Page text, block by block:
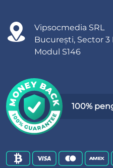
Vipsocmedia SRL
București, Sector 3
Modul S146
100%